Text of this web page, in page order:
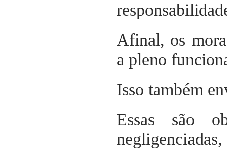
Afinal, os
a pleno
Isso também
Essas são